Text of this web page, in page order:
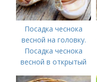
Посадка чеснока
весной на головку.
Посадка чеснока
весной в открытый